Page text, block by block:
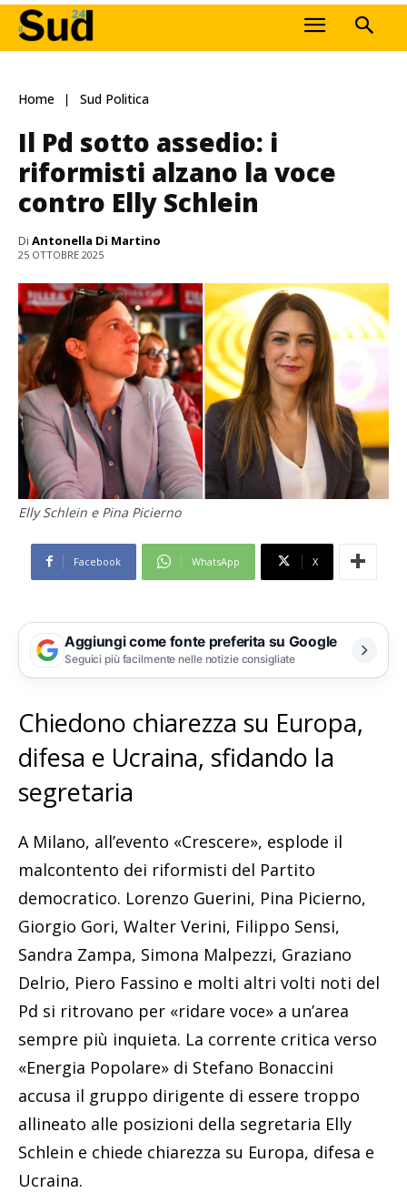
Home Sud Politica
Il Pd sotto assedio: i
riformisti alzano la voce
contro Elly Schlein
Di Antonella Di Martino
25 OTTOBRE 2025
Elly Schlein e Pina Picierno
Facebook WhatsApp X
Aggiungi come fonte preferita su Google
Seguici più facilmente nelle notizie consigliate
Chiedono chiarezza su Europa,
difesa e Ucraina, sfidando la
segretaria
A Milano, all’evento «Crescere», esplode il
malcontento dei riformisti del Partito
democratico. Lorenzo Guerini, Pina Picierno,
Giorgio Gori, Walter Verini, Filippo Sensi,
Sandra Zampa, Simona Malpezzi, Graziano
Delrio, Piero Fassino e molti altri volti noti del
Pd si ritrovano per «ridare voce» a un’area
sempre più inquieta. La corrente critica verso
«Energia Popolare» di Stefano Bonaccini
accusa il gruppo dirigente di essere troppo
allineato alle posizioni della segretaria Elly
Schlein e chiede chiarezza su Europa, difesa e
Ucraina.